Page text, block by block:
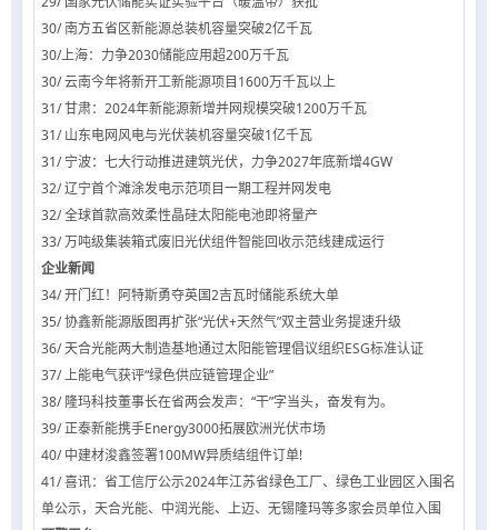
30/ 南方五省区新能源总装机容量突破2亿千瓦
30/上海：力争2030储能应用超200万千瓦
30/ 云南今年将新开工新能源项目1600万千瓦以上
31/ 甘肃：2024年新能源新增并网规模突破1200万千瓦
31/ 山东电网风电与光伏装机容量突破1亿千瓦
31/ 宁波：七大行动推进建筑光伏，力争2027年底新增4GW
32/ 辽宁首个滩涂发电示范项目一期工程并网发电
32/ 全球首款高效柔性晶硅太阳能电池即将量产
33/ 万吨级集装箱式废旧光伏组件智能回收示范线建成运行
企业新闻
34/ 开门红！阿特斯勇夺英国2吉瓦时储能系统大单
35/ 协鑫新能源版图再扩张“光伏+天然气”双主营业务提速升级
36/ 天合光能两大制造基地通过太阳能管理倡议组织ESG标准认证
37/ 上能电气获评“绿色供应链管理企业”
38/ 隆玛科技董事长在省两会发声：“干”字当头，奋发有为。
39/ 正泰新能携手Energy3000拓展欧洲光伏市场
40/ 中建材浚鑫签署100MW异质结组件订单!
41/ 喜讯：省工信厅公示2024年江苏省绿色工厂、绿色工业园区入围名
单公示，天合光能、中润光能、上迈、无锡隆玛等多家会员单位入围